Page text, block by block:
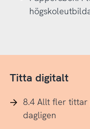
Titta digitalt
8.4 Allt fler
dagligen